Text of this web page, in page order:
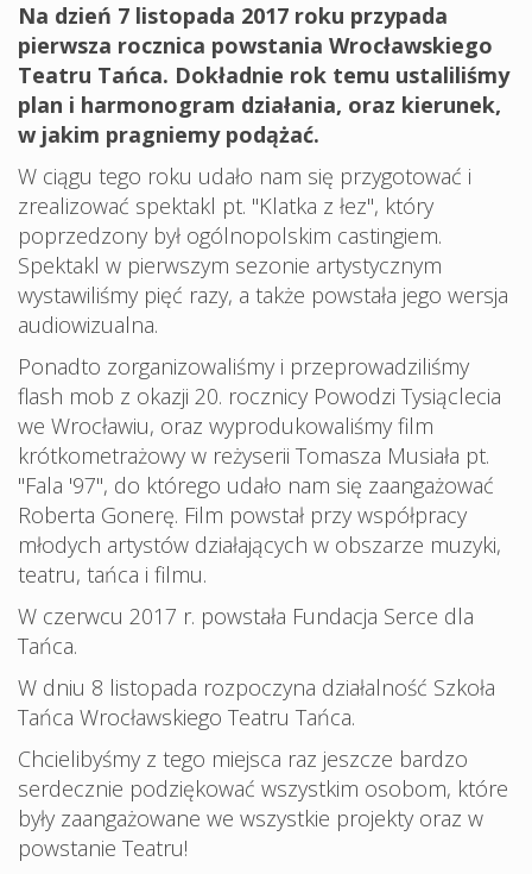
Na dzień 7 listopada 2017 roku przypada
pierwsza rocznica powstania Wrocławskiego
Teatru Tańca. Dokładnie rok temu ustaliliśmy
plan i harmonogram działania, oraz kierunek,
w jakim pragniemy podążać.
W ciągu tego roku udało nam się przygotować i
zrealizować spektakl pt. "Klatka z łez", który
poprzedzony był ogólnopolskim castingiem.
Spektakl w pierwszym sezonie artystycznym
wystawiliśmy pięć razy, a także powstała jego wersja
audiowizualna.
Ponadto zorganizowaliśmy i przeprowadziliśmy
flash mob z okazji 20. rocznicy Powodzi Tysiąclecia
we Wrocławiu, oraz wyprodukowaliśmy film
krótkometrażowy w reżyserii Tomasza Musiała pt.
"Fala '97", do którego udało nam się zaangażować
Roberta Gonerę. Film powstał przy współpracy
młodych artystów działających w obszarze muzyki,
teatru, tańca i filmu.
W czerwcu 2017 r. powstała Fundacja Serce dla
Tańca.
W dniu 8 listopada rozpoczyna działalność Szkoła
Tańca Wrocławskiego Teatru Tańca.
Chcielibyśmy z tego miejsca raz jeszcze bardzo
serdecznie podziękować wszystkim osobom, które
były zaangażowane we wszystkie projekty oraz w
powstanie Teatru!